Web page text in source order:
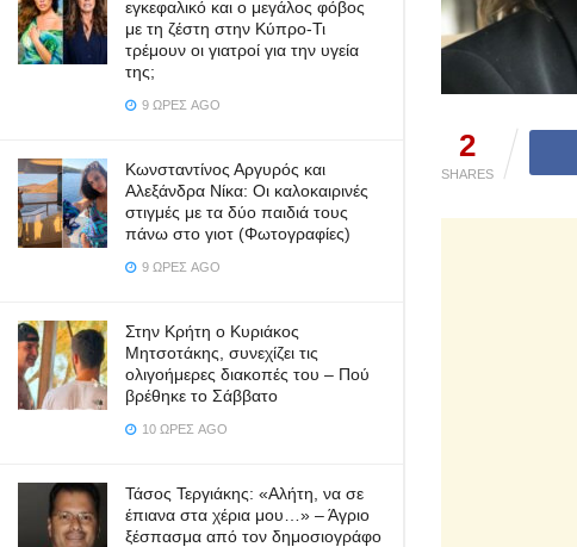
εγκεφαλικό και ο μεγάλος φόβος
με τη ζέστη στην Κύπρο-Τι
τρέμουν οι γιατροί για την υγεία
της;
9 ΏΡΕΣ AGO
Κωνσταντίνος Αργυρός και
Αλεξάνδρα Νίκα: Οι καλοκαιρινές
στιγμές με τα δύο παιδιά τους
πάνω στο γιοτ (Φωτογραφίες)
9 ΏΡΕΣ AGO
Στην Κρήτη ο Κυριάκος
Μητσοτάκης, συνεχίζει τις
ολιγοήμερες διακοπές του – Πού
βρέθηκε το Σάββατο
10 ΏΡΕΣ AGO
Τάσος Τεργιάκης: «Αλήτη, να σε
έπιανα στα χέρια μου…» – Άγριο
ξέσπασμα από τον δημοσιογράφο
2
SHARES